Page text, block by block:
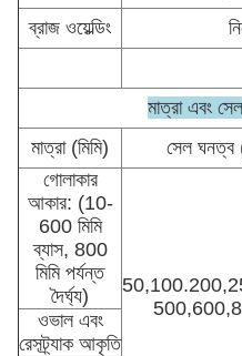
ব্রাজ ওয়েল্ডিং
মাত্রা এবং
মাত্রা (মিমি)
সেল
গোলাকার
আকার: (10-
600 মিমি
ব্যাস, 800
মিমি পর্যন্ত
দৈর্ঘ্য)
ওভাল এবং
রেসট্র্যাক আকৃতি